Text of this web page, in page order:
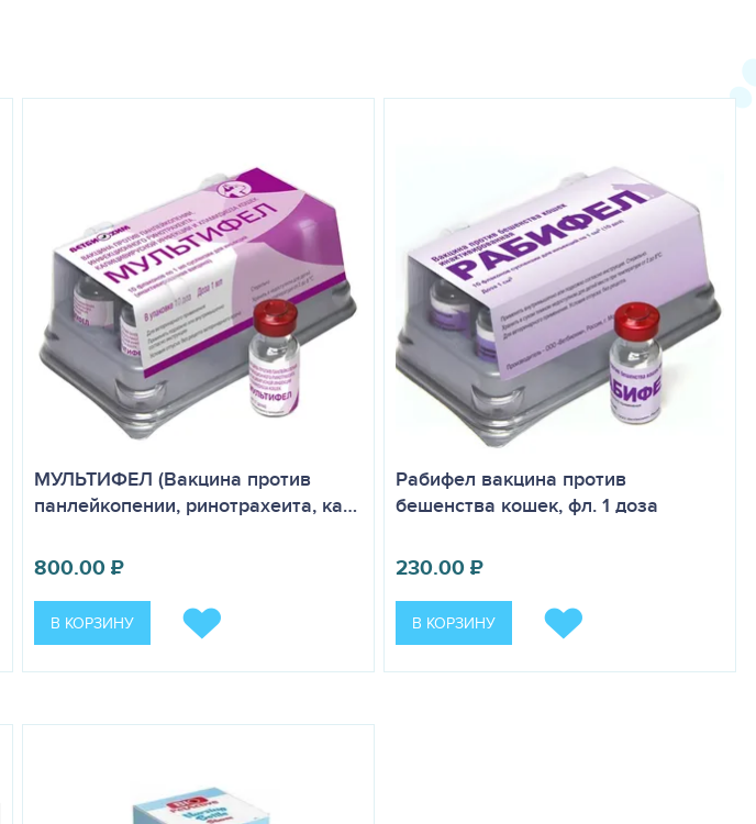
МУЛЬТИФЕЛ (Вакцина против
панлейкопении, ринотрахеита, ка…
800.00₽
В КОРЗИНУ
Рабифел вакцина против
бешенства кошек, фл. 1 доза
230.00₽
В КОРЗИНУ